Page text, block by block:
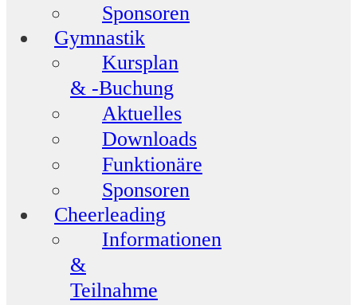
Sponsoren
Gymnastik
Kursplan
& -Buchung
Aktuelles
Downloads
Funktionäre
Sponsoren
Cheerleading
Informationen
&
Teilnahme